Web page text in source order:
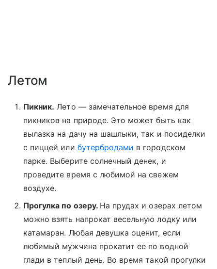
Летом
Пикник. Лето — замечательное время для
пикников на природе. Это может быть как
вылазка на дачу на шашлыки, так и посиделки
с пиццей или бутербродами в городском
парке. Выберите солнечный денек, и
проведите время с любимой на свежем
воздухе.
Прогулка по озеру. На прудах и озерах летом
можно взять напрокат весельную лодку или
катамаран. Любая девушка оценит, если
любимый мужчина прокатит ее по водной
глади в теплый день. Во время такой прогулки